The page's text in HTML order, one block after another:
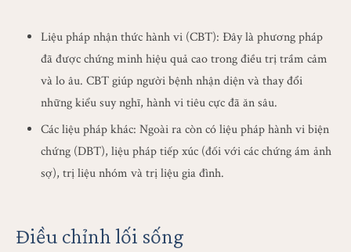
Liệu pháp nhận thức hành vi (CBT): Đây là phương pháp
đã được chứng minh hiệu quả cao trong điều trị trầm cảm
và lo âu. CBT giúp người bệnh nhận diện và thay đổi
những kiểu suy nghĩ, hành vi tiêu cực đã ăn sâu.
Các liệu pháp khác: Ngoài ra còn có liệu pháp hành vi biện
chứng (DBT), liệu pháp tiếp xúc (đối với các chứng ám ảnh
sợ), trị liệu nhóm và trị liệu gia đình.
Điều chỉnh lối sống